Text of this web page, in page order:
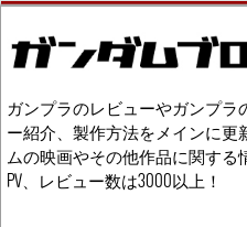
ガンプラのレビューやガンプラ
ー紹介、製作方法をメインに更
ムの映画やその他作品に関する
PV、レビュー数は3000以上！